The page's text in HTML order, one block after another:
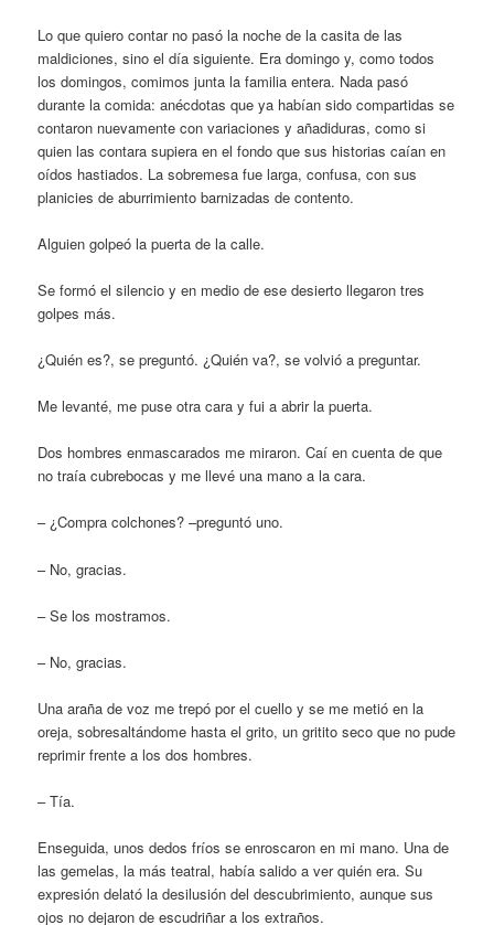
Lo que quiero contar no pasó la noche de la casita de las
maldiciones, sino el día siguiente. Era domingo y, como todos
los domingos, comimos junta la familia entera. Nada pasó
durante la comida: anécdotas que ya habían sido compartidas se
contaron nuevamente con variaciones y añadiduras, como si
quien las contara supiera en el fondo que sus historias caían en
oídos hastiados. La sobremesa fue larga, confusa, con sus
planicies de aburrimiento barnizadas de contento.
Alguien golpeó la puerta de la calle.
Se formó el silencio y en medio de ese desierto llegaron tres
golpes más.
¿Quién es?, se preguntó. ¿Quién va?, se volvió a preguntar.
Me levanté, me puse otra cara y fui a abrir la puerta.
Dos hombres enmascarados me miraron. Caí en cuenta de que
no traía cubrebocas y me llevé una mano a la cara.
– ¿Compra colchones? –preguntó uno.
– No, gracias.
– Se los mostramos.
– No, gracias.
Una araña de voz me trepó por el cuello y se me metió en la
oreja, sobresaltándome hasta el grito, un gritito seco que no pude
reprimir frente a los dos hombres.
– Tía.
Enseguida, unos dedos fríos se enroscaron en mi mano. Una de
las gemelas, la más teatral, había salido a ver quién era. Su
expresión delató la desilusión del descubrimiento, aunque sus
ojos no dejaron de escudriñar a los extraños.